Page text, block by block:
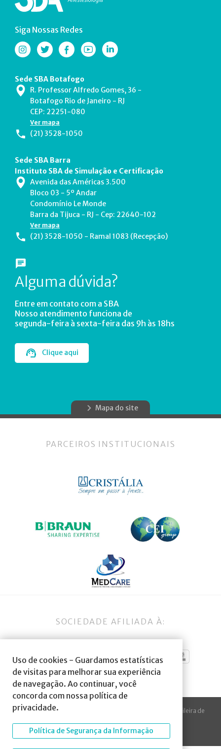
Uso de cookies - Guardamos estatísticas
de visitas para melhorar sua experiência
de navegação. Ao continuar, você
concorda com nossa política de
privacidade.
Política de Segurança da Informação
Siga Nossas Redes
Sede SBA Botafogo
R. Professor Alfredo Gomes, 36 -
Botafogo Rio de Janeiro - RJ
CEP: 22251-080
Ver mapa
(21) 3528-1050
Sede SBA Barra
Instituto SBA de Simulação e Certificação
Avenida das Américas 3.500
Bloco 03 - 5º Andar
Condomínio Le Monde
Barra da Tijuca - RJ - Cep: 22640-102
Ver mapa
(21) 3528-1050 - Ramal 1083 (Recepção)
Alguma dúvida?
Entre em contato com a SBA
Nosso atendimento funciona de
segunda-feira à sexta-feira das 9h às 18hs
Clique aqui
Mapa do site
PARCEIROS INSTITUCIONAIS
SOCIEDADE AFILIADA À:
© 2023 Todos os direitos reservados à SBA Sociedade Brasileira de
Desenvolvido porArte Digital Internet